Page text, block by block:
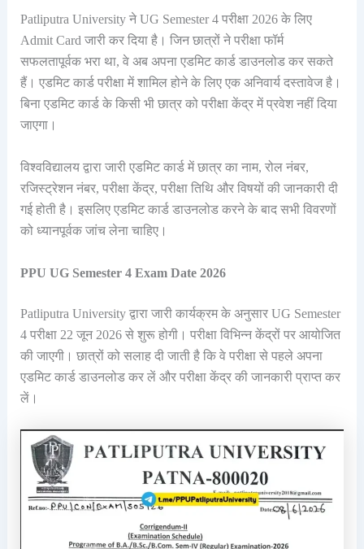
Patliputra University ने UG Semester 4 परीक्षा 2026 के लिए
Admit Card जारी कर दिया है। जिन छात्रों ने परीक्षा फॉर्म
सफलतापूर्वक भरा था, वे अब अपना एडमिट कार्ड डाउनलोड कर सकते
हैं। एडमिट कार्ड परीक्षा में शामिल होने के लिए एक अनिवार्य दस्तावेज है।
बिना एडमिट कार्ड के किसी भी छात्र को परीक्षा केंद्र में प्रवेश नहीं दिया
जाएगा।
विश्वविद्यालय द्वारा जारी एडमिट कार्ड में छात्र का नाम, रोल नंबर,
रजिस्ट्रेशन नंबर, परीक्षा केंद्र, परीक्षा तिथि और विषयों की जानकारी दी
गई होती है। इसलिए एडमिट कार्ड डाउनलोड करने के बाद सभी विवरणों
को ध्यानपूर्वक जांच लेना चाहिए।
PPU UG Semester 4 Exam Date 2026
Patliputra University द्वारा जारी कार्यक्रम के अनुसार UG Semester
4 परीक्षा 22 जून 2026 से शुरू होगी। परीक्षा विभिन्न केंद्रों पर आयोजित
की जाएगी। छात्रों को सलाह दी जाती है कि वे परीक्षा से पहले अपना
एडमिट कार्ड डाउनलोड कर लें और परीक्षा केंद्र की जानकारी प्राप्त कर
लें।